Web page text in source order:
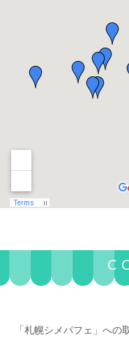
「札幌シメパフェ」へ